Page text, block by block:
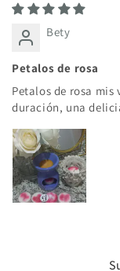
Bety
Petalos de rosa
Petalos de rosa
duración, una